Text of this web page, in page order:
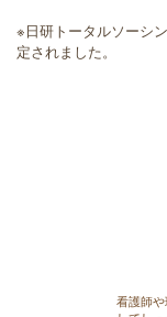
※日研トータルソーシ
定されました。
看護師